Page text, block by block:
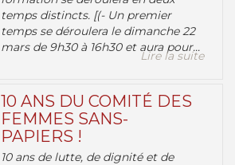
temps distincts. [(- Un premier
temps se déroulera le dimanche 22
mars de 9h30 à 16h30 et aura pour...
Lire la suite
10 ANS DU COMITÉ DES
FEMMES SANS-
PAPIERS !
10 ans de lutte, de dignité et de